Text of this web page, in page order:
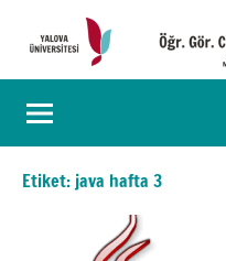
Öğr.
Gör.
Cansu
Web
Sayfası
Etiket: java hafta 3